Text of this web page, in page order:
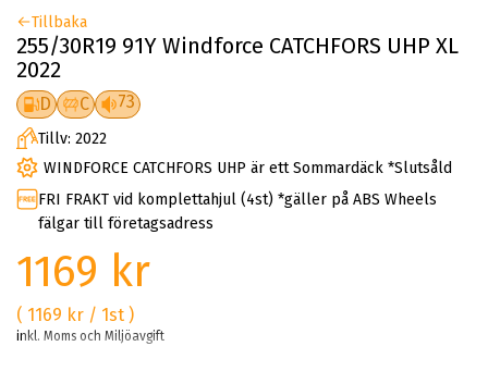
Tillbaka
255/30R19 91Y Windforce CATCHFORS UHP XL
2022
D C 73
Tillv: 2022
WINDFORCE CATCHFORS UHP är ett Sommardäck *Slutsåld
FRI FRAKT vid komplettahjul (4st) *gäller på ABS Wheels
fälgar till företagsadress
1169 kr
( 1169 kr / 1st )
inkl. Moms och Miljöavgift